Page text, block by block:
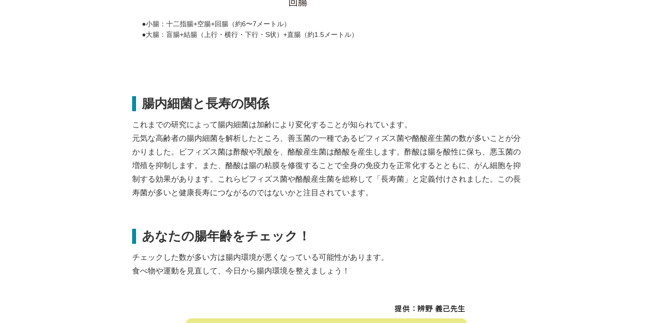
●小腸：十二指腸+空腸+回腸（約6〜7メートル）
●大腸：盲腸+結腸（上行・横行・下行・S状）+直腸（約1.5メートル）
腸内細菌と長寿の関係
これまでの研究によって腸内細菌は加齢により変化することが知られています。
元気な高齢者の腸内細菌を解析したところ、善玉菌の一種であるビフィズス菌や酪酸産生菌の数が多いことが分
かりました。ビフィズス菌は酢酸や乳酸を、酪酸産生菌は酪酸を産生します。酢酸は腸を酸性に保ち、悪玉菌の
増殖を抑制します。また、酪酸は腸の粘膜を修復することで全身の免疫力を正常化するとともに、がん細胞を抑
制する効果があります。これらビフィズス菌や酪酸産生菌を総称して「長寿菌」と定義付けされました。この長
寿菌が多いと健康長寿につながるのではないかと注目されています。
あなたの腸年齢をチェック！
チェックした数が多い方は腸内環境が悪くなっている可能性があります。
食べ物や運動を見直して、今日から腸内環境を整えましょう！